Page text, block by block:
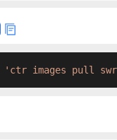
'ctr images pull